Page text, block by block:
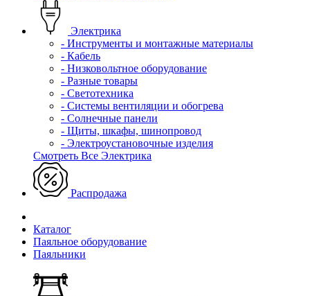
Электрика
- Инструменты и монтажные материалы
- Кабель
- Низковольтное оборудование
- Разные товары
- Светотехника
- Системы вентиляции и обогрева
- Солнечные панели
- Щиты, шкафы, шинопровод
- Электроустановочные изделия
Смотреть Все Электрика
Распродажа
Каталог
Паяльное оборудование
Паяльники